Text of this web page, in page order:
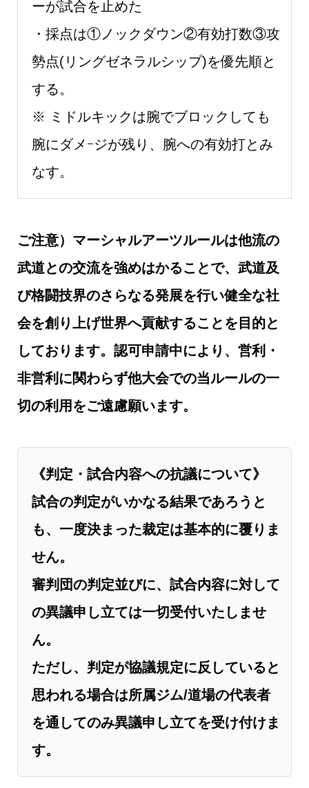
ーが試合を止めた
・採点は①ノックダウン②有効打数③攻
勢点(リングゼネラルシップ)を優先順と
する。
※ ミドルキックは腕でブロックしても
腕にダメｰジが残り、腕への有効打とみ
なす。
ご注意）マーシャルアーツルールは他流の
武道との交流を強めはかることで、武道及
び格闘技界のさらなる発展を行い健全な社
会を創り上げ世界へ貢献することを目的と
しております。認可申請中により、営利・
非営利に関わらず他大会での当ルールの一
切の利用をご遠慮願います。
《判定・試合内容への抗議について》
試合の判定がいかなる結果であろうと
も、一度決まった裁定は基本的に覆りま
せん。
審判団の判定並びに、試合内容に対して
の異議申し立ては一切受付いたしませ
ん。
ただし、判定が協議規定に反していると
思われる場合は所属ジム/道場の代表者
を通してのみ異議申し立てを受け付けま
す。